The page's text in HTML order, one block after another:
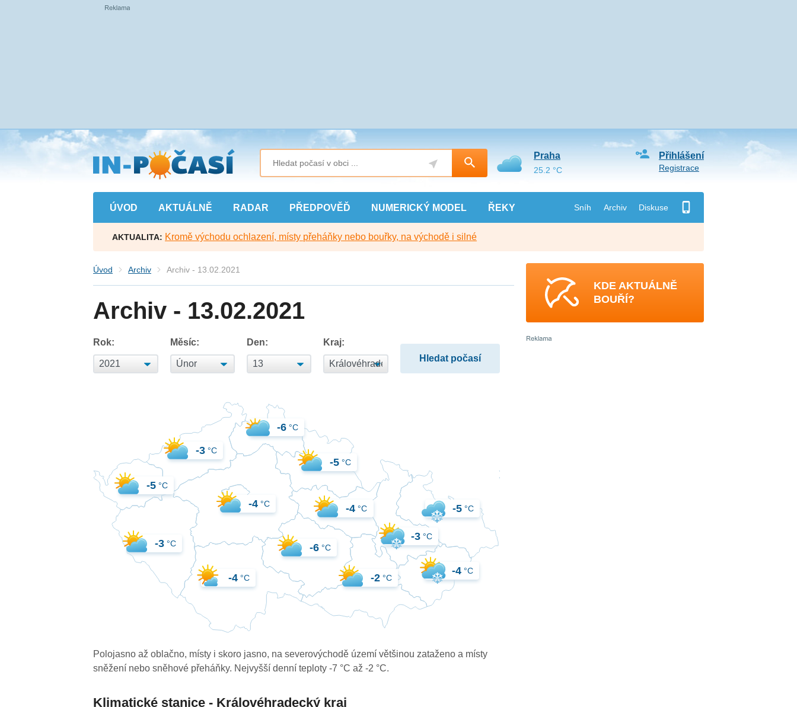
Přejít
na
hlavní
obsah
ÚVOD AKTUÁLNĚ RADAR PŘEDPOVĚĎ NUMERICKÝ MODEL ŘEKY Sníh Archiv Diskuse
Přihlášení
Registrace
Praha
25.2 °C
AKTUALITA: Kromě východu ochlazení, místy přeháňky nebo bouřky, na východě i silné
Úvod Archiv Archiv - 13.02.2021
Archiv - 13.02.2021
Rok: Měsíc: Den: Kraj:
-4 °C -2 °C
-5 °C
-5 °C
-6 °C
-5 °C
-3 °C
-4 °C
-3 °C
-4 °C
-3 °C
-6 °C
-4 °C
Polojasno až oblačno, místy i skoro jasno, na severovýchodě území většinou zataženo a místy
sněžení nebo sněhové přeháňky. Nejvyšší denní teploty -7 °C až -2 °C.
Klimatické stanice - Královéhradecký kraj
KDE AKTUÁLNĚ
BOUŘÍ?